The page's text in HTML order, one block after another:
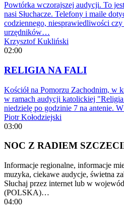
Powtórka wczorajszej audycji. To
nasi Słuchacze. Telefony i maile
codziennego, niesprawiedliwości czy
urzędników…
Krzysztof Kukliński
02:00
RELIGIA NA FALI
Kościół na Pomorzu Zachodnim, w
w ramach audycji katolickiej
niedzielę po godzinie 7 na antenie.
Piotr Kołodziejski
03:00
NOC Z RADIEM
Informacje regionalne, informacje
muzyka, ciekawe audycje, świetna
Słuchaj przez internet lub w
(POLSKA)…
04:00